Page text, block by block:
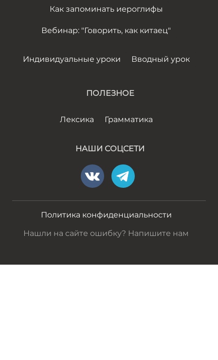
Как запоминать иероглифы
Вебинар: "Говорить, как китаец"
Индивидуальные уроки Вводный урок
ПОЛЕЗНОЕ
Лексика Грамматика
НАШИ СОЦСЕТИ
Политика конфиденциальности
Нашли на сайте ошибку? Напишите нам